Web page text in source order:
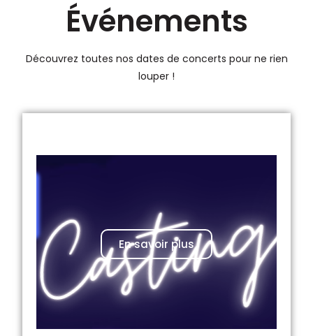
Événements
Découvrez toutes nos dates de concerts pour ne rien
louper !
En savoir plus